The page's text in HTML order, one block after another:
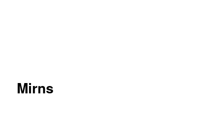
Mirns